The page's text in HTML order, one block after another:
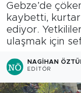
Gebze’de
kaybetti,
ediyor.
ulaşmak için
NAGIHAN
EDITÖR
Haber Arşivi